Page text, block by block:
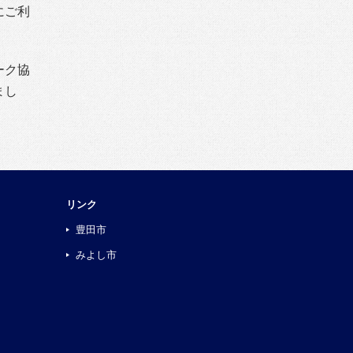
利
ク協
し
リンク
豊田市
みよし市